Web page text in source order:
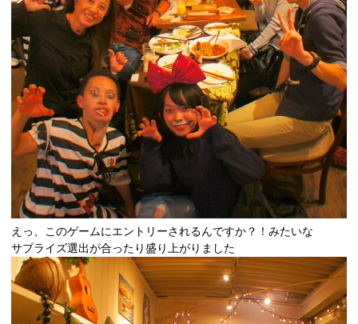
えっ、このゲームにエントリーされるんですか？！みたいな
サプライズ選出が合ったり盛り上がりました